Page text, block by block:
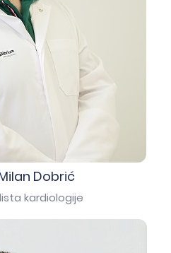
Dobrić
kardiologije